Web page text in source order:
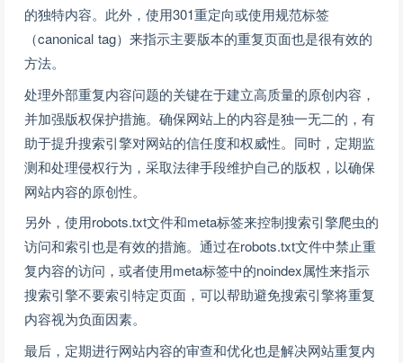
的独特内容。此外，使用301重定向或使用规范标签
（canonical tag）来指示主要版本的重复页面也是很有效的
方法。
处理外部重复内容问题的关键在于建立高质量的原创内容，
并加强版权保护措施。确保网站上的内容是独一无二的，有
助于提升搜索引擎对网站的信任度和权威性。同时，定期监
测和处理侵权行为，采取法律手段维护自己的版权，以确保
网站内容的原创性。
另外，使用robots.txt文件和meta标签来控制搜索引擎爬虫的
访问和索引也是有效的措施。通过在robots.txt文件中禁止重
复内容的访问，或者使用meta标签中的noindex属性来指示
搜索引擎不要索引特定页面，可以帮助避免搜索引擎将重复
内容视为负面因素。
最后，定期进行网站内容的审查和优化也是解决网站重复内